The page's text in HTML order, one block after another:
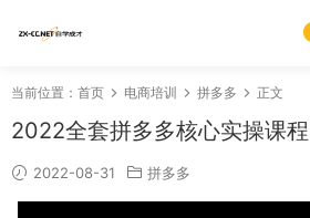
当前位置： 首页 电商培训 拼多多 正文
2022全套拼多多核心实操课
2022-08-31 拼多多